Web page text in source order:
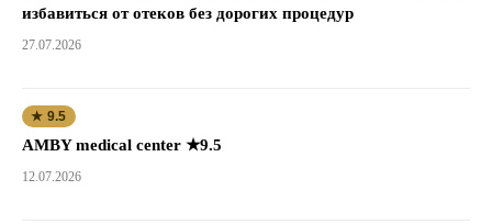
избавиться от отеков без дорогих процедур
27.07.2026
★ 9.5
AMBY medical center ★9.5
12.07.2026